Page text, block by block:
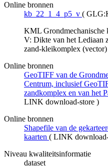
Online bronnen
kb_22_1_4_p5_v (
KML Grondmechanische
V: Dikte van het Lediaan
zand-kleikomplex (vector)
Online bronnen
GeoTIFF van de
Centrum, inclusief
zandkomplex en van het
LINK download-store )
Online bronnen
Shapefile van de
kaarten ( LINK
Niveau kwaliteitsinformatie
dataset